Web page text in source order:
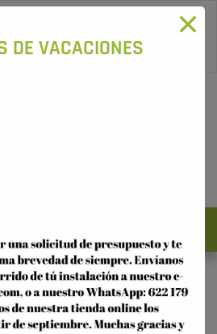
Acceso Registro
vivienda unifamiliar | Punto
DE VACACIONES